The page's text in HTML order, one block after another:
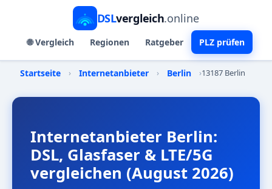
DSLvergleich.online
🌐 Vergleich Regionen Ratgeber PLZ prüfen
Startseite › Internetanbieter › Berlin ›13187 Berlin
Internetanbieter Berlin:
DSL, Glasfaser & LTE/5G
vergleichen (August 2026)